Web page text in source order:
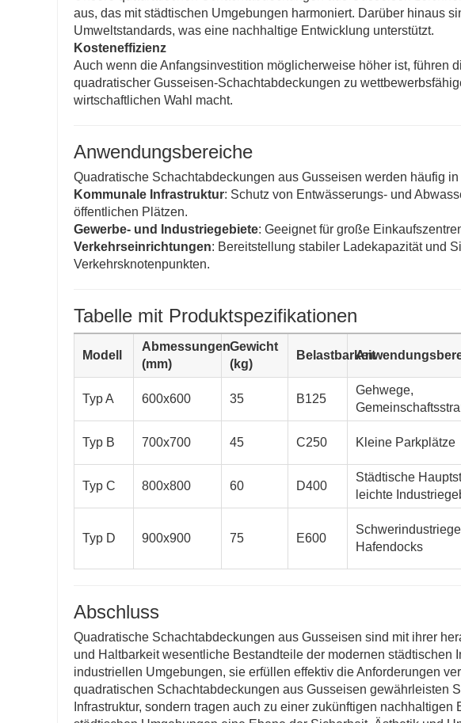
aus, das mit städtischen Umgebungen harmoniert. Darüber hinaus
Umweltstandards, was eine nachhaltige Entwicklung unterstützt.
Kosteneffizienz
Auch wenn die Anfangsinvestition möglicherweise höher ist, führen
quadratischer Gusseisen-Schachtabdeckungen zu
wirtschaftlichen Wahl macht.
Anwendungsbereiche
Quadratische Schachtabdeckungen aus Gusseisen werden häufig
Kommunale Infrastruktur: Schutz von Entwässerungs- und
öffentlichen Plätzen.
Gewerbe- und Industriegebiete: Geeignet für große
Verkehrseinrichtungen: Bereitstellung stabiler Ladekapazität und
Verkehrsknotenpunkten.
Tabelle mit Produktspezifikationen
Modell
Abmessungen
(mm)
Gewicht
(kg)
Belastbarkeit
Typ A 600x600 35 B125
Gehwege,
Typ B 700x700 45 C250 Kleine Parkplätze
Typ C 800x800 60 D400
Städtische
leichte
Typ D 900x900 75 E600
Hafendocks
Abschluss
Quadratische Schachtabdeckungen aus Gusseisen sind mit ihrer
und Haltbarkeit wesentliche Bestandteile der modernen städtischen
industriellen Umgebungen, sie erfüllen effektiv die Anforderungen
quadratischen Schachtabdeckungen aus Gusseisen gewährleisten
Infrastruktur, sondern tragen auch zu einer zukünftigen